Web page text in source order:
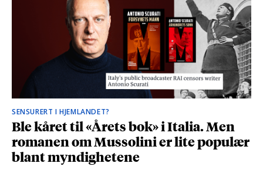
SENSURERT I HJEMLANDET?
Ble kåret til «Årets bok» i Italia. Men
romanen om Mussolini er lite populær
blant myndighetene